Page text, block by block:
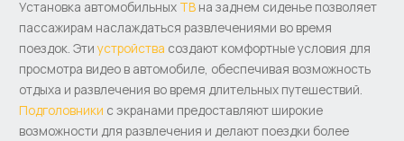
Установка автомобильных ТВ на заднем сиденье позволяет
пассажирам наслаждаться развлечениями во время
поездок. Этиустройства создают комфортные условия для
просмотра видео в автомобиле, обеспечивая возможность
отдыха и развлечения во время длительных путешествий.
Подголовники с экранами предоставляют широкие
возможности для развлечения и делают поездки более